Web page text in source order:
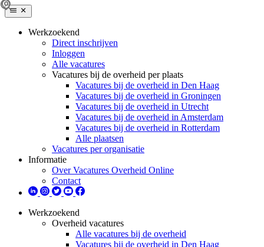
Werkzoekend
Direct inschrijven
Inloggen
Alle vacatures
Vacatures bij de overheid per plaats
Vacatures bij de overheid in Den Haag
Vacatures bij de overheid in Groningen
Vacatures bij de overheid in Utrecht
Vacatures bij de overheid in Amsterdam
Vacatures bij de overheid in Rotterdam
Alle plaatsen
Vacatures per organisatie
Informatie
Over Vacatures Overheid Online
Contact
Werkzoekend
Overheid vacatures
Alle vacatures bij de overheid
Vacatures bij de overheid in Den Haag